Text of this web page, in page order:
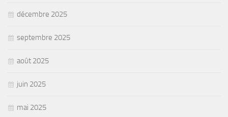
décembre 2025
septembre 2025
août 2025
juin 2025
mai 2025